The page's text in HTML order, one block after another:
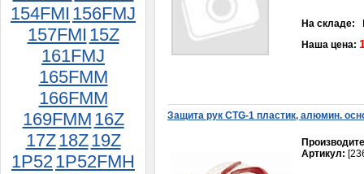
154FMI 156FMJ
157FMI 15Z
161FMJ
165FMM
166FMM
169FMM 16Z
17Z18Z19Z
1P521P52FMH
Шестерня Урал
генератора 6В
600руб.
На складе:
Наша цена:
Защита рук CTG-1 пластик, алюмин.
Артикул: